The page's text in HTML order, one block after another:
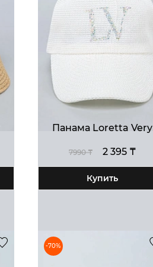
Панама Loretta Very
7990 ₸ 2 395 ₸
Купить
-70%